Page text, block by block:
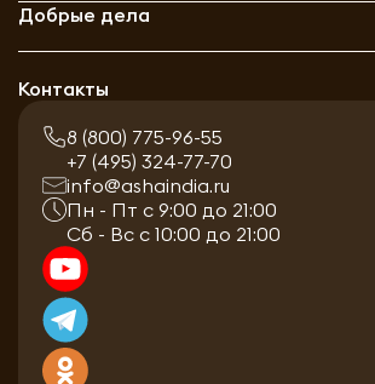
Добрые дела
Контакты
8 (800) 775-96-55
+7 (495) 324-77-70
info@ashaindia.ru
Пн - Пт с 9:00 до 21:00
Сб - Вс с 10:00 до 21:00